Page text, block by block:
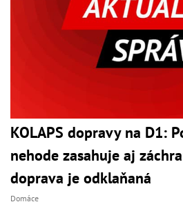
KOLAPS dopravy na D1:
nehode zasahuje aj
doprava je odklaňaná
Domáce